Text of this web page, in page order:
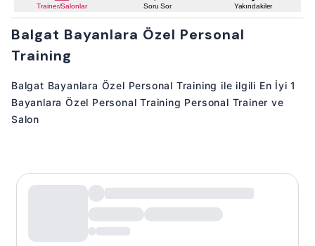
Trainer/Salonlar Soru Sor Yakındakiler
Balgat Bayanlara Özel Personal
Training
Balgat Bayanlara Özel Personal Training ile ilgili En İyi 1
Bayanlara Özel Personal Training Personal Trainer ve
Salon